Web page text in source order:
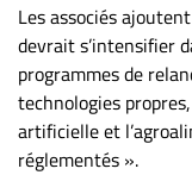
Les associés
devrait s’intensifier
programmes de
technologies
artificielle et
réglementés ».